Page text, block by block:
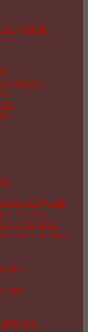
руками
и подушек
Схемы
и поделки
крючком